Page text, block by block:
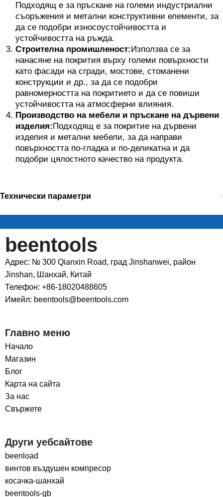
Подходящ е за пръскане на големи индустриални
съоръжения и метални конструктивни елементи, за
да се подобри износоустойчивостта и
устойчивостта на ръжда.
Строителна промишленост: Използва се за
нанасяне на покрития върху големи повърхности
като фасади на сгради, мостове, стоманени
конструкции и др., за да се подобри
равномерността на покритието и да се повиши
устойчивостта на атмосферни влияния.
Производство на мебели и пръскане на дървени
изделия: Подходящ е за покритие на дървени
изделия и метални мебели, за да направи
повърхността по-гладка и по-деликатна и да
подобри цялостното качество на продукта.
Технически параметри
beentools
Адрес: № 300 Qianxin Road, град Jinshanwei, район
Jinshan, Шанхай, Китай
Телефон: +86-18020488605
Имейл: beentools@beentools.com
Главно меню
Начало
Магазин
Блог
Карта на сайта
За нас
Свържете
Други уебсайтове
beenload
винтов въздушен компресор
косачка-шанхай
beentools-gb